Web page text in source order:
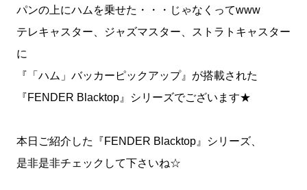
パンの上にハムを乗せた・・・じゃなくってwww
テレキャスター、ジャズマスター、ストラトキャスター
に
『「ハム」バッカーピックアップ』が搭載された
『FENDER Blacktop』シリーズでございます★
本日ご紹介した『FENDER Blacktop』シリーズ、
是非是非チェックして下さいね☆